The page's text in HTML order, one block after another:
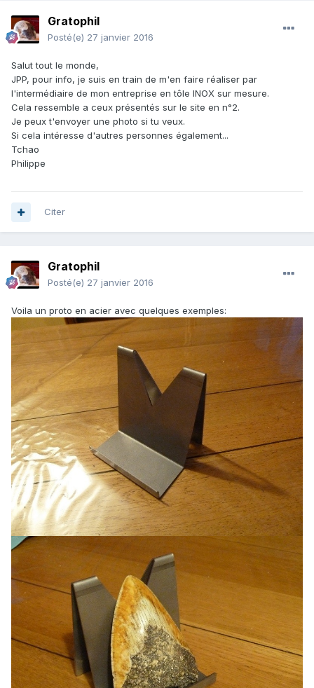
Gratophil
Posté(e) 27 janvier 2016
Salut tout le monde,
JPP, pour info, je suis en train de m'en faire réaliser par
l'intermédiaire de mon entreprise en tôle INOX sur mesure.
Cela ressemble a ceux présentés sur le site en n°2.
Je peux t'envoyer une photo si tu veux.
Si cela intéresse d'autres personnes également...
Tchao
Philippe
Citer
Gratophil
Posté(e) 27 janvier 2016
Voila un proto en acier avec quelques exemples: